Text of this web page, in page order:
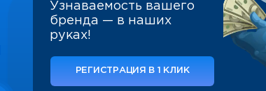
Узнаваемость вашего
бренда — в наших
руках!
РЕГИСТРАЦИЯ В 1 КЛИК